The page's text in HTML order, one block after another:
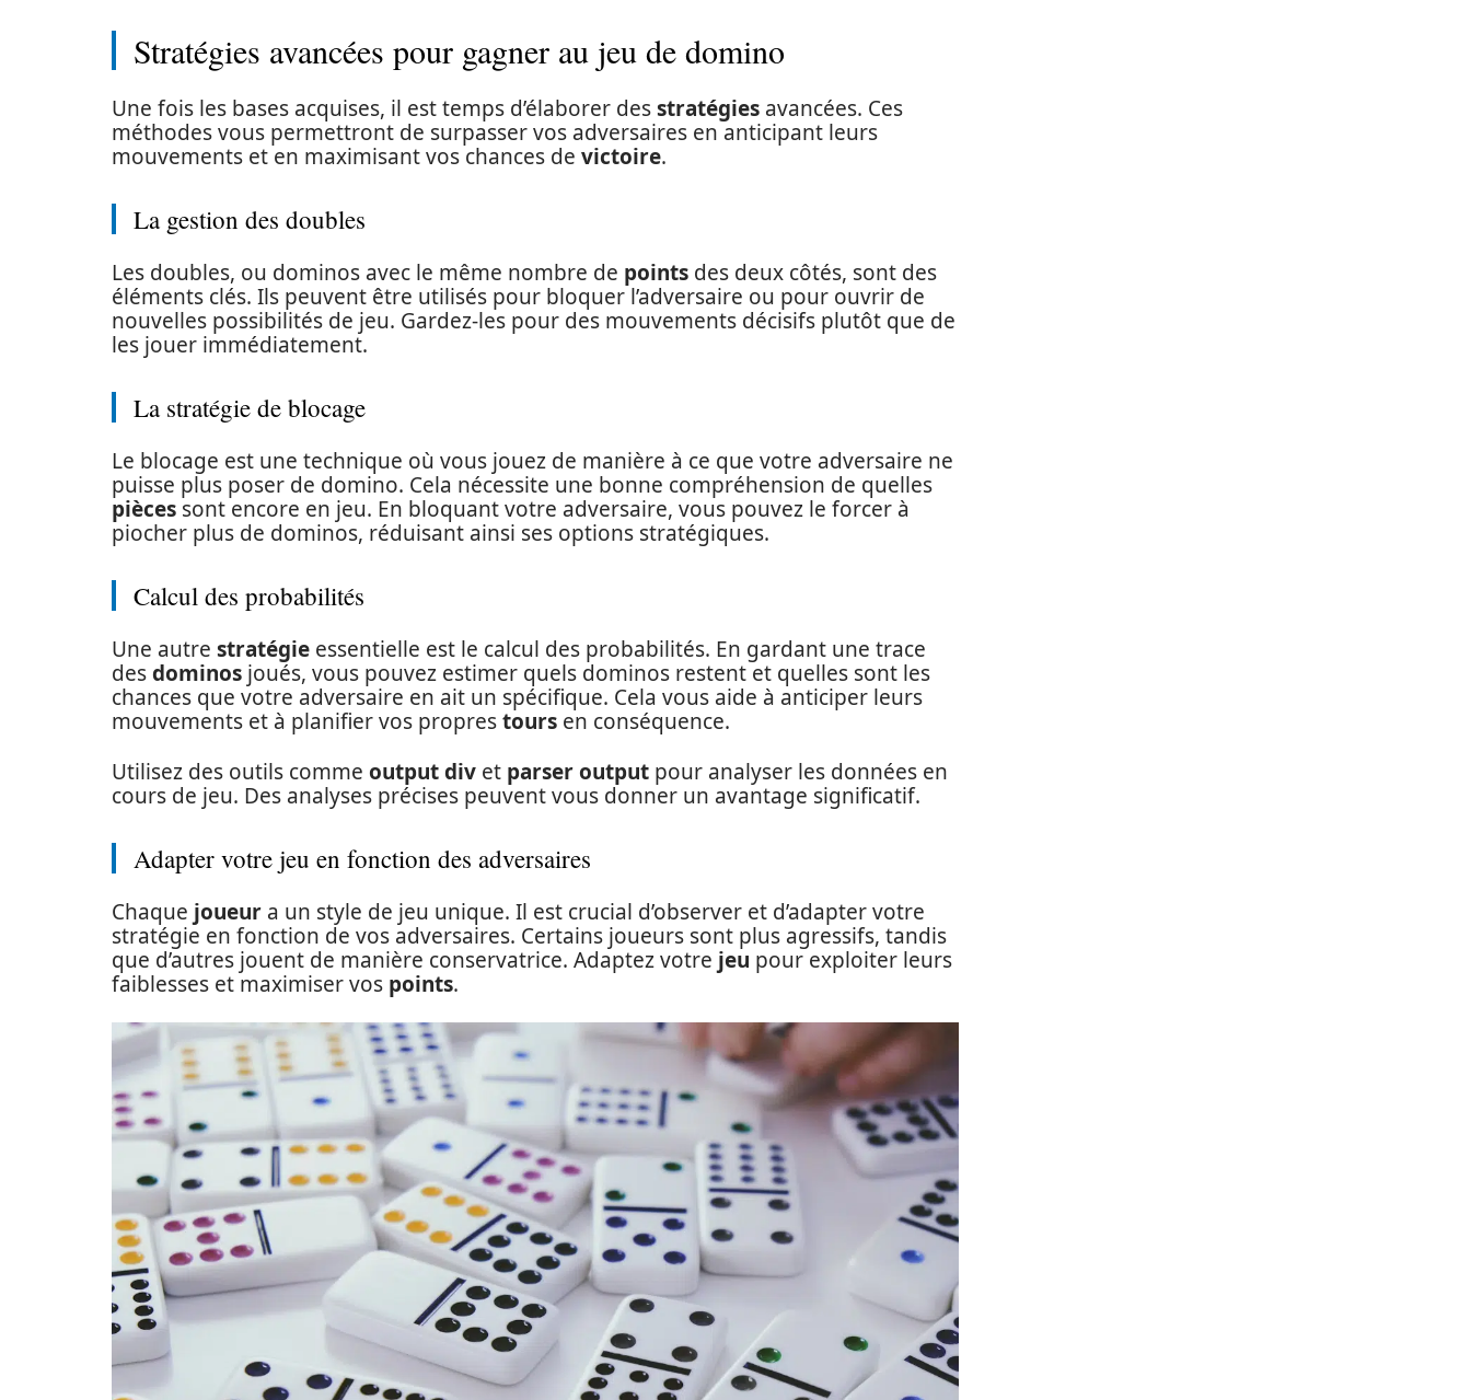
Stratégies avancées pour gagner au jeu de domino
Une fois les bases acquises, il est temps d’élaborer desstratégies avancées. Ces
méthodes vous permettront de surpasser vos adversaires en anticipant leurs
mouvements et en maximisant vos chances de victoire.
La gestion des doubles
Les doubles, ou dominos avec le même nombre de points des deux côtés, sont des
éléments clés. Ils peuvent être utilisés pour bloquer l’adversaire ou pour ouvrir de
nouvelles possibilités de jeu. Gardez-les pour des mouvements décisifs plutôt que de
les jouer immédiatement.
La stratégie de blocage
Le blocage est une technique où vous jouez de manière à ce que votre adversaire ne
puisse plus poser de domino. Cela nécessite une bonne compréhension de quelles
pièces sont encore en jeu. En bloquant votre adversaire, vous pouvez le forcer à
piocher plus de dominos, réduisant ainsi ses options stratégiques.
Calcul des probabilités
Une autre stratégie essentielle est le calcul des probabilités. En gardant une trace
desdominos joués, vous pouvez estimer quels dominos restent et quelles sont les
chances que votre adversaire en ait un spécifique. Cela vous aide à anticiper leurs
mouvements et à planifier vos proprestours en conséquence.
Utilisez des outils comme output div et parser output pour analyser les données en
cours de jeu. Des analyses précises peuvent vous donner un avantage significatif.
Adapter votre jeu en fonction des adversaires
Chaque joueur a un style de jeu unique. Il est crucial d’observer et d’adapter votre
stratégie en fonction de vos adversaires. Certains joueurs sont plus agressifs, tandis
que d’autres jouent de manière conservatrice. Adaptez votre jeu pour exploiter leurs
faiblesses et maximiser vos points.